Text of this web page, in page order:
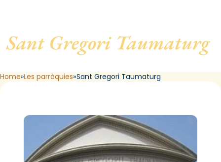
Sant Gregori Taumaturg,
de Barcelona
Home Les parròquies Sant Gregori Taumaturg